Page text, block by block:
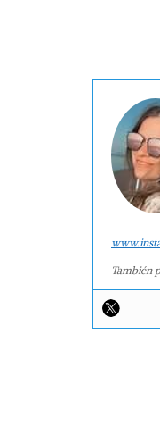
También